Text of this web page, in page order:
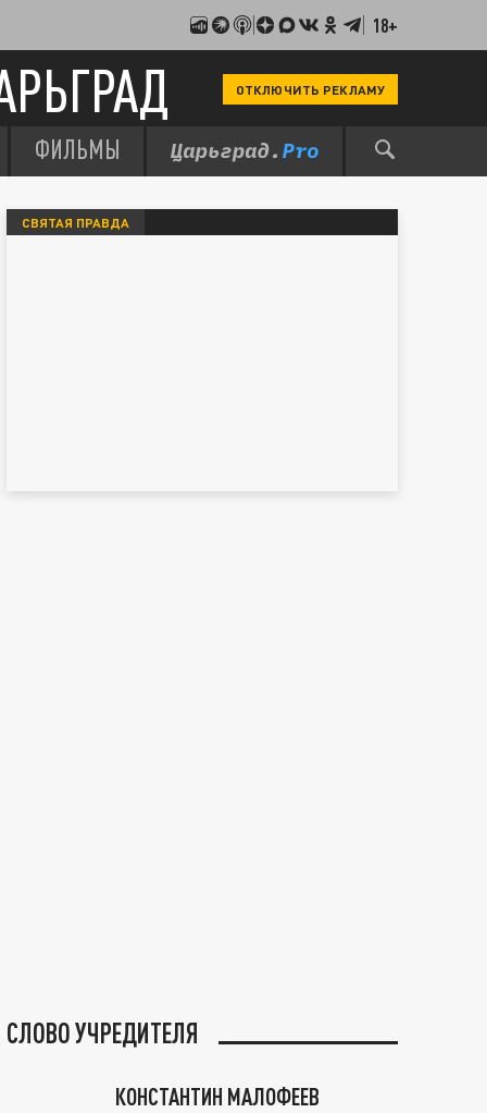
18+
ОТКЛЮЧИТЬ РЕКЛАМУ
ФИЛЬМЫ
СВЯТАЯ ПРАВДА
СЛОВО УЧРЕДИТЕЛЯ
КОНСТАНТИН МАЛОФЕЕВ